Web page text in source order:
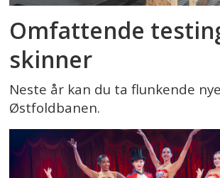
Omfattende
skinner
Neste år kan du ta flunkende
Østfoldbanen.